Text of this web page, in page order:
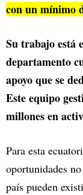
con un mínimo
Su trabajo está
departamento
apoyo que se
Este equipo
millones en
Para esta
oportunidades
país pueden